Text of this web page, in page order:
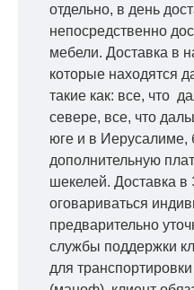
отдельно, в день
непосредственно
мебели. Доставка в
которые находятся
такие как: все, что
севере, все, что
юге и в Иерусалиме,
дополнительную
шекелей. Доставка в
оговариваться
предварительно
службы поддержки
для